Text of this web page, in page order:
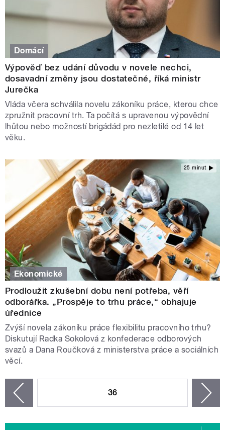
Domácí
Výpověď bez udání důvodu v novele nechci,
dosavadní změny jsou dostatečné, říká ministr
Jurečka
Vláda včera schválila novelu zákoníku práce, kterou chce
zpružnit pracovní trh. Ta počítá s upravenou výpovědní
lhůtou nebo možností brigádád pro nezletilé od 14 let
věku.
25 minut
Ekonomické
Prodloužit zkušební dobu není potřeba, věří
odborářka. „Prospěje to trhu práce,“ obhajuje
úřednice
Zvýší novela zákoníku práce flexibilitu pracovního trhu?
Diskutují Radka Sokolová z konfederace odborových
svazů a Dana Roučková z ministerstva práce a sociálních
věcí.
36